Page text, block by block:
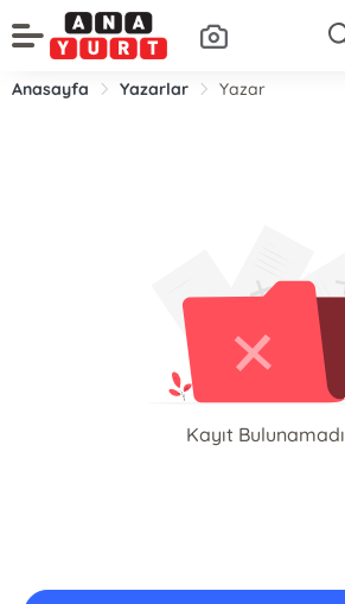
Anasayfa Yazarlar Yazar
Kayıt Bulunamadı